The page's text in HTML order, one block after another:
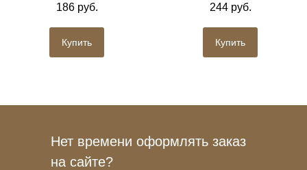
186 руб.
Купить
244 руб.
Купить
Нет времени оформлять заказ
на сайте?